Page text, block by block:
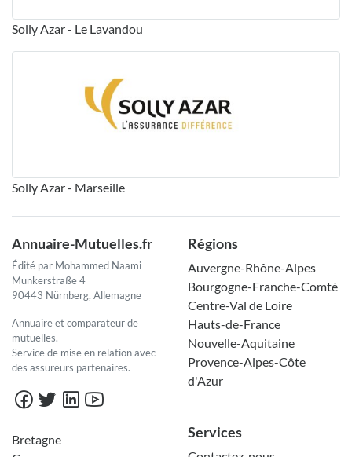
Solly Azar - Le Lavandou
Solly Azar - Marseille
Annuaire-Mutuelles.fr
Édité par Mohammed Naami
Munkerstraße 4
90443 Nürnberg, Allemagne
Annuaire et comparateur de
mutuelles.
Service de mise en relation avec
des assureurs partenaires.
Régions
Auvergne-Rhône-Alpes
Bourgogne-Franche-Comté
Centre-Val de Loire
Hauts-de-France
Nouvelle-Aquitaine
Provence-Alpes-Côte
d'Azur
Bretagne
Services